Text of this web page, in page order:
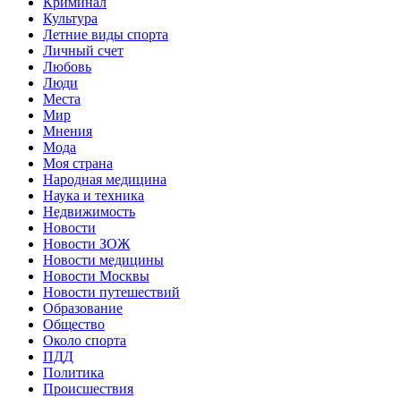
Культура
Летние виды спорта
Личный счет
Любовь
Люди
Места
Мир
Мнения
Мода
Моя страна
Народная медицина
Наука и техника
Недвижимость
Новости
Новости ЗОЖ
Новости медицины
Новости Москвы
Новости путешествий
Образование
Общество
Около спорта
ПДД
Политика
Происшествия